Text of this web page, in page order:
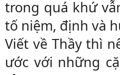
trong quá khứ
tố niệm, định và
Viết về Thầy thì
ước với những